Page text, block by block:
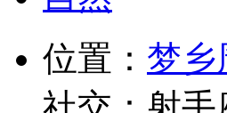
位置： 梦乡